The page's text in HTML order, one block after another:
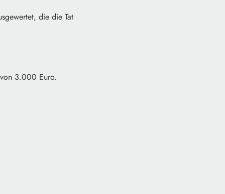
die die Tat
3.000 Euro.